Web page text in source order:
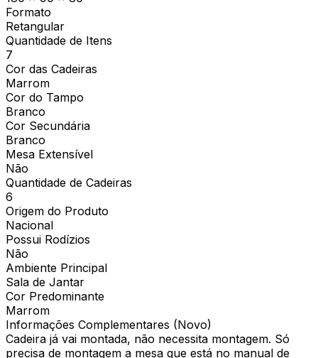
Formato
Retangular
Quantidade de Itens
7
Cor das Cadeiras
Marrom
Cor do Tampo
Branco
Cor Secundária
Branco
Mesa Extensível
Não
Quantidade de Cadeiras
6
Origem do Produto
Nacional
Possui Rodízios
Não
Ambiente Principal
Sala de Jantar
Cor Predominante
Marrom
Informações Complementares (Novo)
Cadeira já vai montada, não necessita montagem. Só
precisa de montagem a mesa que está no manual de